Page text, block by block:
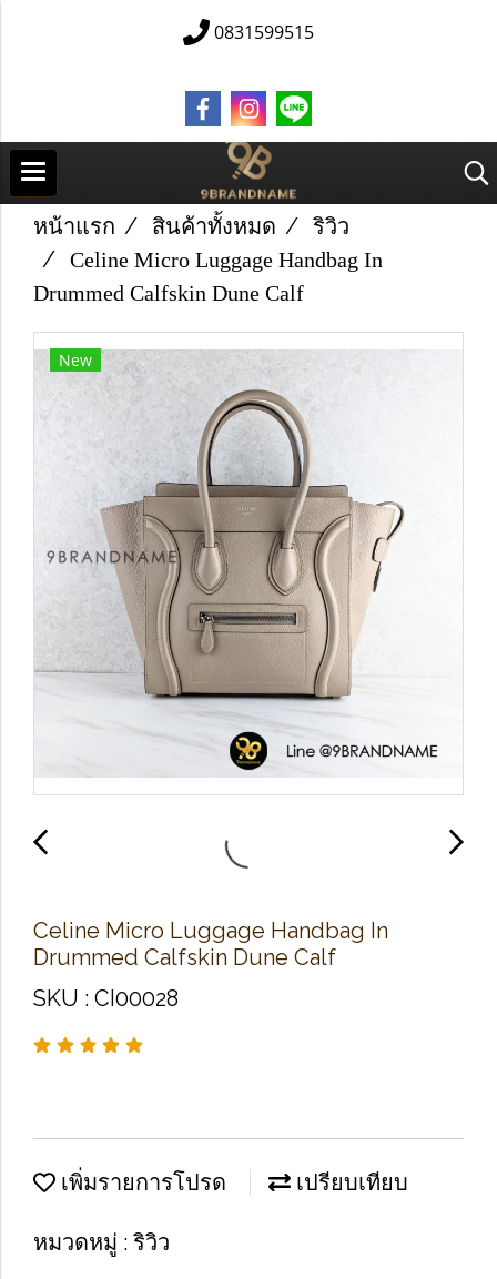
0831599515
หน้าแรก สินค้าทั้งหมด
ริวิว
Celine Micro Luggage Handbag In
Drummed Calfskin Dune Calf
New
Celine Micro Luggage Handbag In
Drummed Calfskin Dune Calf
SKU : CI00028
เพิ่มรายการโปรด เปรียบเทียบ
หมวดหมู่ : ริวิว